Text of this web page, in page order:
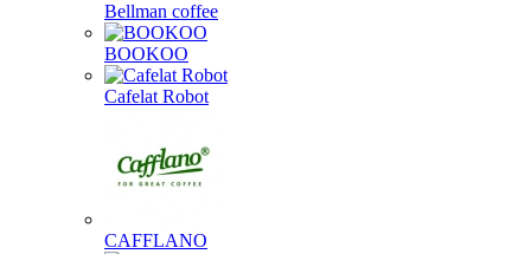
Bellman coffee
BOOKOO
Cafelat Robot
CAFFLANO